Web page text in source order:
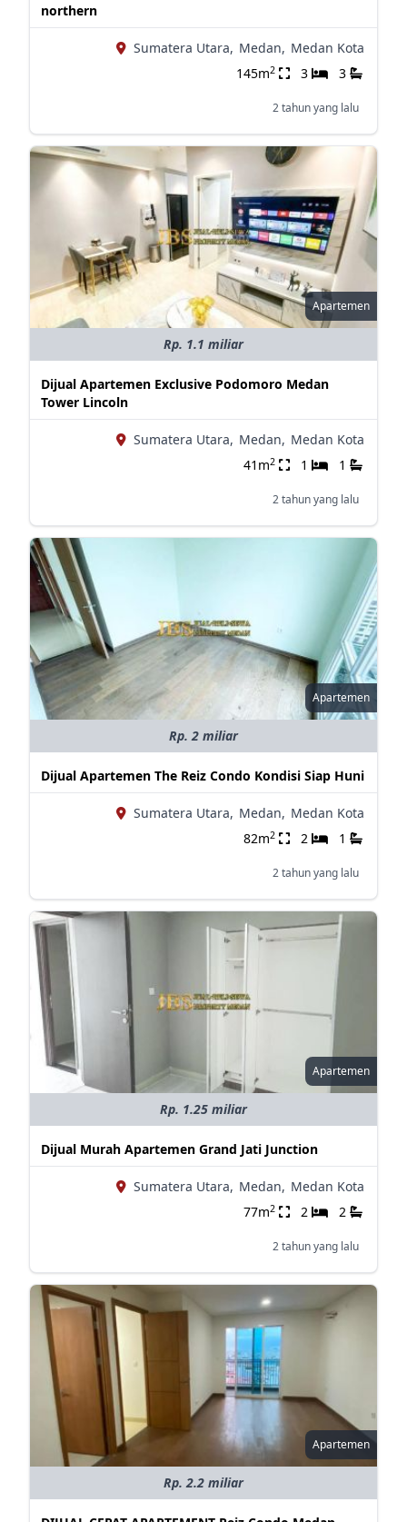
northern
Sumatera Utara, Medan, Medan Kota
145m2 3 3
2 tahun yang lalu
Apartemen
Rp. 1.1 miliar
Dijual Apartemen Exclusive Podomoro Medan
Tower Lincoln
Sumatera Utara, Medan, Medan Kota
41m2 1 1
2 tahun yang lalu
Apartemen
Rp. 2 miliar
Dijual Apartemen The Reiz Condo Kondisi Siap Huni
Sumatera Utara, Medan, Medan Kota
82m2 2 1
2 tahun yang lalu
Apartemen
Rp. 1.25 miliar
Dijual Murah Apartemen Grand Jati Junction
Sumatera Utara, Medan, Medan Kota
77m2 2 2
2 tahun yang lalu
Apartemen
Rp. 2.2 miliar